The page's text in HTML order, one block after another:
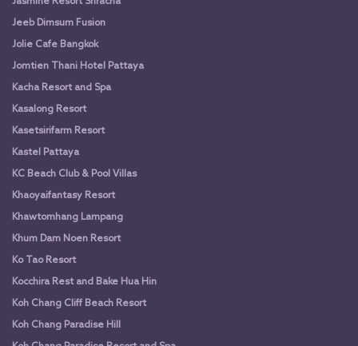
Jeeb Dimsum Fusion
Jolie Cafe Bangkok
Jomtien Thani Hotel Pattaya
Kacha Resort and Spa
Kasalong Resort
Kasetsirifarm Resort
Kastel Pattaya
KC Beach Club & Pool Villas
Khaoyaifantasy Resort
Khawtomhang Lampang
Khum Dam Noen Resort
Ko Tao Resort
Kocchira Rest and Bake Hua Hin
Koh Chang Cliff Beach Resort
Koh Chang Paradise Hill